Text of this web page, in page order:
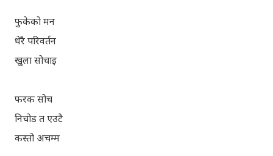
फुकेको मन
धेरै परिवर्तन
खुला सोचाइ
फरक सोच
निचोड त एउटै
कस्तो अचम्म